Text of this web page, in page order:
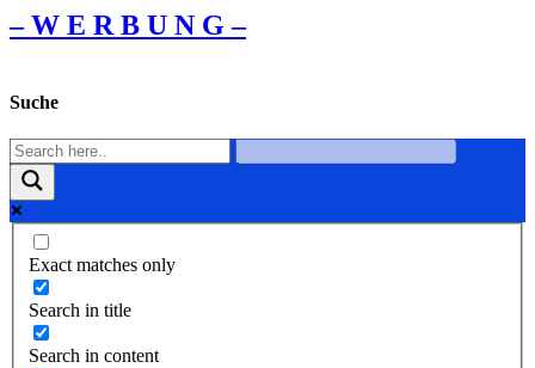
– W Ε R Β U Ν G –
Suche
Exact matches only
Search in title
Search in content